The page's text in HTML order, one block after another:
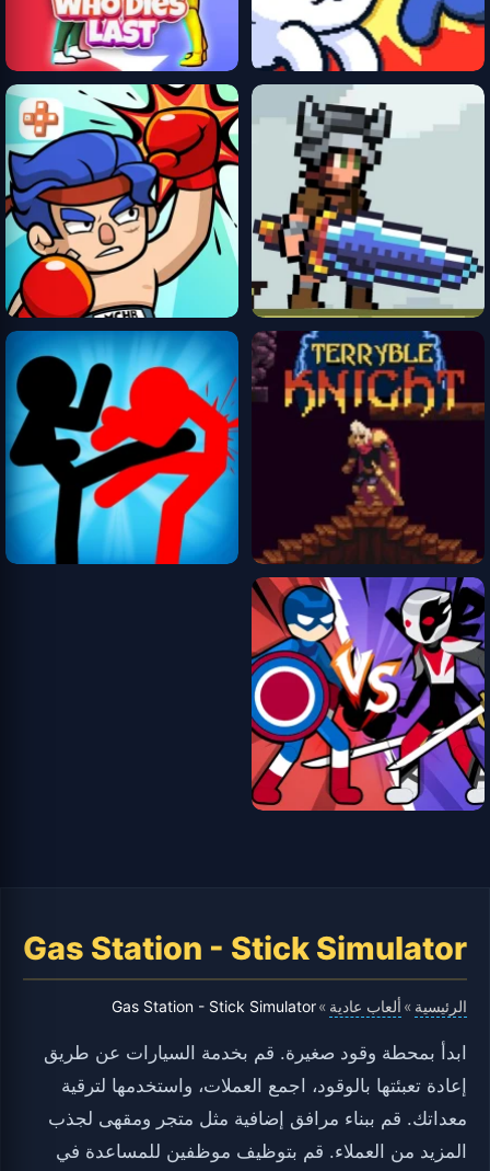
Gas Station - Stick Simulator
الرئيسية » ألعاب عادية »
Gas Station - Stick Simulator
ابدأ بمحطة وقود صغيرة. قم بخدمة السيارات عن طريق
إعادة تعبئتها بالوقود، اجمع العملات، واستخدمها لترقية
معداتك. قم ببناء مرافق إضافية مثل متجر ومقهى لجذب
المزيد من العملاء. قم بتوظيف موظفين للمساعدة في